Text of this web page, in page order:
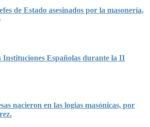
de Estado asesinados por la masonería,
Instituciones Españolas durante la II
nacieron en las logias masónicas, por